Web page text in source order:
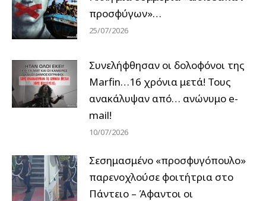
προσφύγων»…
25/07/2026
Συνελήφθησαν οι δολοφόνοι της
Marfin…16 χρόνια μετά! Τους
ανακάλυψαν από… ανώνυμο e-
mail!
10/07/2026
Σεσημασμένο «προσφυγόπουλο»
παρενοχλούσε φοιτήτρια στο
Πάντειο – Άφαντοι οι